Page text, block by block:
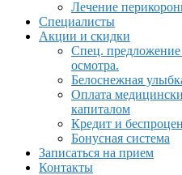
Лечение
Специалисты
Акции и скидки
Спец.
осмотра.
Белоснежная
Оплата
капиталом
Кредит и
Бонусная система
Записаться на прием
Контакты